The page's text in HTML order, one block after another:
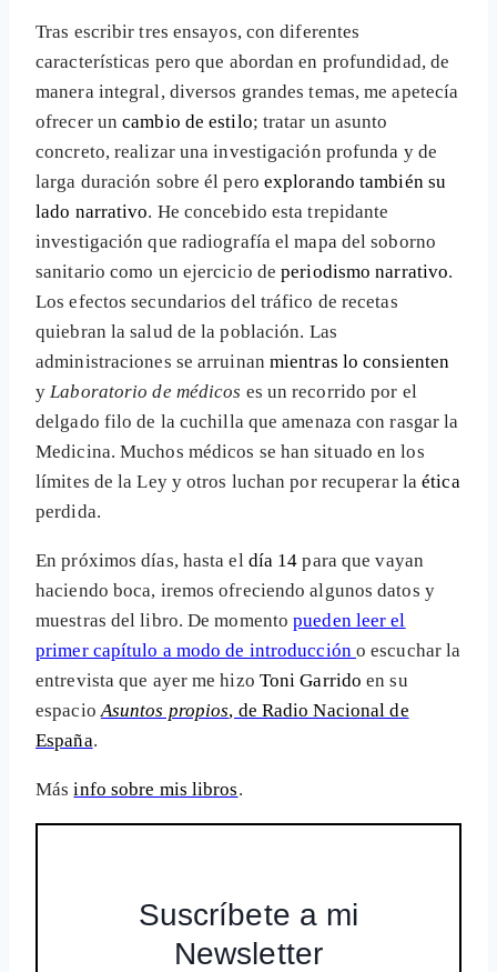
Tras escribir tres ensayos, con diferentes
características pero que abordan en profundidad, de
manera integral, diversos grandes temas, me apetecía
ofrecer uncambio de estilo; tratar un asunto
concreto, realizar una investigación profunda y de
larga duración sobre él pero explorando también su
lado narrativo. He concebido esta trepidante
investigación que radiografía el mapa del soborno
sanitario como un ejercicio deperiodismo narrativo.
Los efectos secundarios del tráfico de recetas
quiebran la salud de la población. Las
administraciones se arruinan mientras lo consienten
y Laboratorio de médicos es un recorrido por el
delgado filo de la cuchilla que amenaza con rasgar la
Medicina. Muchos médicos se han situado en los
límites de la Ley y otros luchan por recuperar laética
perdida.
En próximos días, hasta el día 14 para que vayan
haciendo boca, iremos ofreciendo algunos datos y
muestras del libro. De momentopueden leer el
primer capítulo a modo de introducción o escuchar la
entrevista que ayer me hizo Toni Garridoen su
espacio Asuntos propios, de Radio Nacional de
España.
Másinfo sobre mis libros.
Suscríbete a mi
Newsletter